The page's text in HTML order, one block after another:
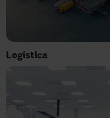
Logística